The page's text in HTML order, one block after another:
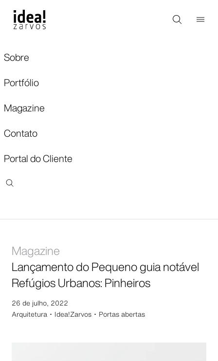
Sobre
Portfólio
Magazine
Contato
Portal do Cliente
Magazine
Lançamento do Pequeno guia notável
Refúgios Urbanos: Pinheiros
26 de julho, 2022
Arquitetura ･
Idea!Zarvos ･ Portas abertas